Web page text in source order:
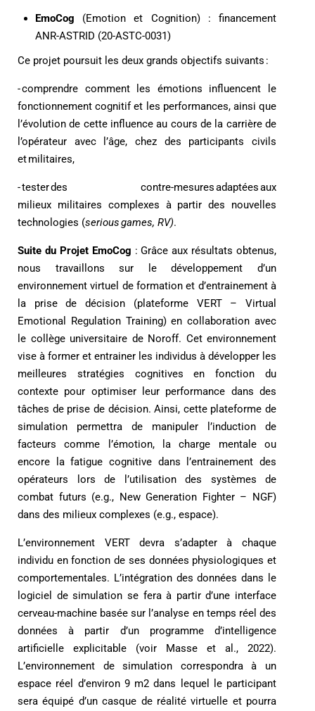
EmoCog (Emotion et Cognition) : financement
ANR-ASTRID (20-ASTC-0031)
Ce projet poursuit les deux grands objectifs suivants :
- comprendre comment les émotions influencent le
fonctionnement cognitif et les performances, ainsi que
l’évolution de cette influence au cours de la carrière de
l’opérateur avec l’âge, chez des participants civils
et militaires,
- tester des contre-mesures adaptées aux
milieux militaires complexes à partir des nouvelles
technologies (serious games, RV).
Suite du Projet EmoCog : Grâce aux résultats obtenus,
nous travaillons sur le développement d’un
environnement virtuel de formation et d’entrainement à
la prise de décision (plateforme VERT – Virtual
Emotional Regulation Training) en collaboration avec
le collège universitaire de Noroff. Cet environnement
vise à former et entrainer les individus à développer les
meilleures stratégies cognitives en fonction du
contexte pour optimiser leur performance dans des
tâches de prise de décision. Ainsi, cette plateforme de
simulation permettra de manipuler l’induction de
facteurs comme l’émotion, la charge mentale ou
encore la fatigue cognitive dans l’entrainement des
opérateurs lors de l’utilisation des systèmes de
combat futurs (e.g., New Generation Fighter – NGF)
dans des milieux complexes (e.g., espace).
L’environnement VERT devra s’adapter à chaque
individu en fonction de ses données physiologiques et
comportementales. L’intégration des données dans le
logiciel de simulation se fera à partir d’une interface
cerveau-machine basée sur l’analyse en temps réel des
données à partir d’un programme d’intelligence
artificielle explicitable (voir Masse et al., 2022).
L’environnement de simulation correspondra à un
espace réel d’environ 9 m2 dans lequel le participant
sera équipé d’un casque de réalité virtuelle et pourra